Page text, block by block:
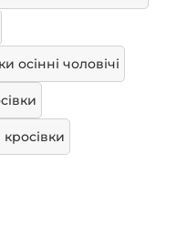
осінні чоловічі